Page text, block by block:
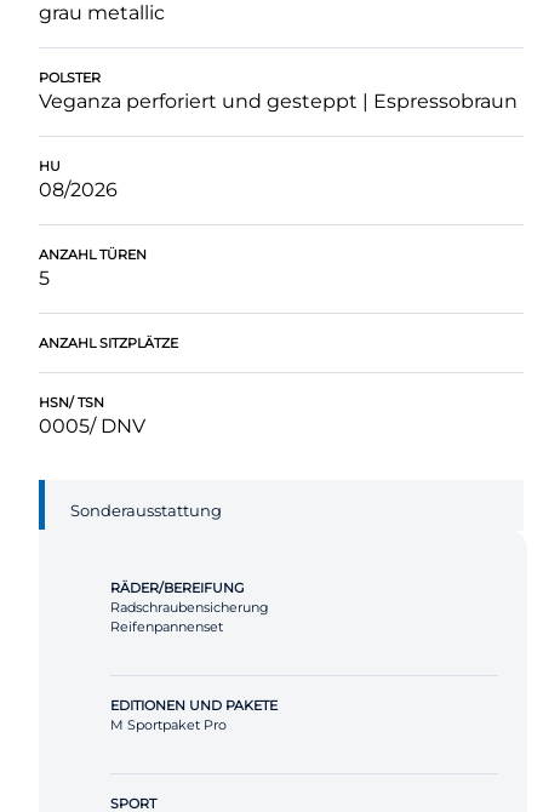
grau metallic
POLSTER
Veganza perforiert und gesteppt | Espressobraun
HU
08/2026
ANZAHL TÜREN
5
ANZAHL SITZPLÄTZE
HSN/ TSN
0005/ DNV
Sonderausstattung
RÄDER/BEREIFUNG
Radschraubensicherung
Reifenpannenset
EDITIONEN UND PAKETE
M Sportpaket Pro
SPORT